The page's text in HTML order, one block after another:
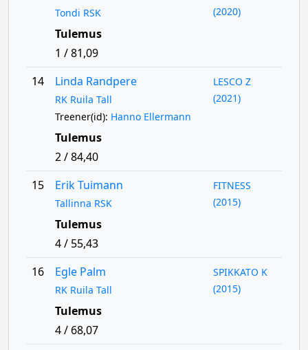
Tondi RSK
(2020)
Tulemus
1 / 81,09
14
Linda Randpere
RK Ruila Tall
Treener(id): Hanno Ellermann
LESCO Z
(2021)
Tulemus
2 / 84,40
15
Erik Tuimann
Tallinna RSK
FITNESS
(2015)
Tulemus
4 / 55,43
16
Egle Palm
RK Ruila Tall
SPIKKATO K
(2015)
Tulemus
4 / 68,07